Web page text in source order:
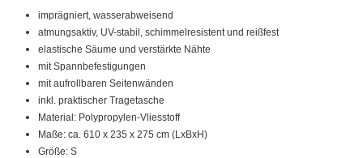
imprägniert, wasserabweisend
atmungsaktiv, UV-stabil, schimmelresistent und reißfest
elastische Säume und verstärkte Nähte
mit Spannbefestigungen
mit aufrollbaren Seitenwänden
inkl. praktischer Tragetasche
Material: Polypropylen-Vliesstoff
Maße: ca. 610 x 235 x 275 cm (LxBxH)
Größe: S